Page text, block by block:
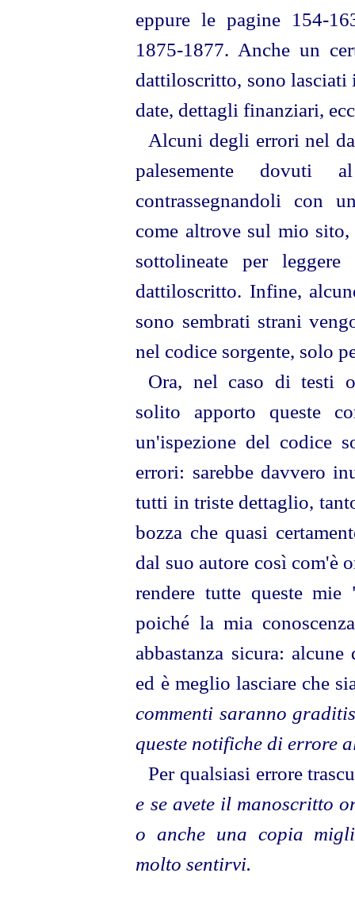
eppure le pagine 154-
1875-1877. Anche un
dattiloscritto, sono
date, dettagli finanziari,
Alcuni degli errori nel
palesemente
contrassegnandoli con
come altrove sul mio
sottolineate per
dattiloscritto. Infine,
sono sembrati strani
nel codice sorgente, solo
Ora, nel caso di testi
solito apporto queste
un'ispezione del codice
errori: sarebbe davvero
tutti in triste dettaglio,
bozza che quasi
dal suo autore così com'è
rendere tutte queste
poiché la mia
abbastanza sicura: alcune
ed è meglio lasciare che
commenti saranno
queste notifiche di errore
Per qualsiasi errore
e se avete il manoscritto
o anche una copia
molto sentirvi.